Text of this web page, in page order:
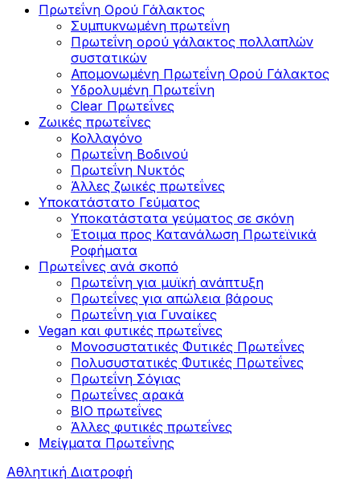
Πρωτεΐνη Ορού Γάλακτος
Συμπυκνωμένη πρωτεΐνη
Πρωτεΐνη ορού γάλακτος πολλαπλών
συστατικών
Απομονωμένη Πρωτεΐνη Ορού Γάλακτος
Υδρολυμένη Πρωτεΐνη
Clear Πρωτεΐνες
Ζωικές πρωτεΐνες
Κολλαγόνο
Πρωτεΐνη Βοδινού
Πρωτεΐνη Νυκτός
Άλλες ζωικές πρωτεΐνες
Υποκατάστατο Γεύματος
Υποκατάστατα γεύματος σε σκόνη
Έτοιμα προς Κατανάλωση Πρωτεϊνικά
Ροφήματα
Πρωτεΐνες ανά σκοπό
Πρωτεΐνη για μυϊκή ανάπτυξη
Πρωτεΐνες για απώλεια βάρους
Πρωτεΐνη για Γυναίκες
Vegan και φυτικές πρωτεΐνες
Μονοσυστατικές Φυτικές Πρωτεΐνες
Πολυσυστατικές Φυτικές Πρωτεΐνες
Πρωτεΐνη Σόγιας
Πρωτεΐνες αρακά
ΒIO πρωτεΐνες
Άλλες φυτικές πρωτεΐνες
Μείγματα Πρωτεΐνης
Αθλητική Διατροφή